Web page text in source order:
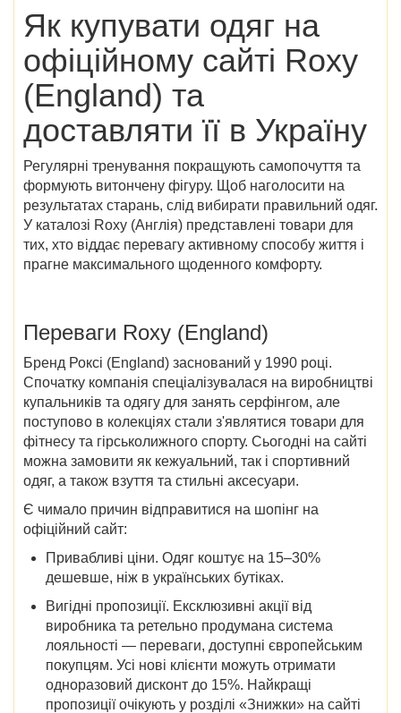
Як купувати одяг на
офіційному сайті Roxy
(England) та
доставляти її в Україну
Регулярні тренування покращують самопочуття та
формують витончену фігуру. Щоб наголосити на
результатах старань, слід вибирати правильний одяг.
У каталозі Roxy (Англія) представлені товари для
тих, хто віддає перевагу активному способу життя і
прагне максимального щоденного комфорту.
Переваги Roxy (England)
Бренд Роксі (England) заснований у 1990 році.
Спочатку компанія спеціалізувалася на виробництві
купальників та одягу для занять серфінгом, але
поступово в колекціях стали з'являтися товари для
фітнесу та гірськолижного спорту. Сьогодні на сайті
можна замовити як кежуальний, так і спортивний
одяг, а також взуття та стильні аксесуари.
Є чимало причин відправитися на шопінг на
офіційний сайт:
Привабливі ціни. Одяг коштує на 15–30%
дешевше, ніж в українських бутіках.
Вигідні пропозиції. Ексклюзивні акції від
виробника та ретельно продумана система
лояльності — переваги, доступні європейським
покупцям. Усі нові клієнти можуть отримати
одноразовий дисконт до 15%. Найкращі
пропозиції очікують у розділі «Знижки» на сайті